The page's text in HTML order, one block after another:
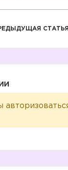
СТАТЬЯ